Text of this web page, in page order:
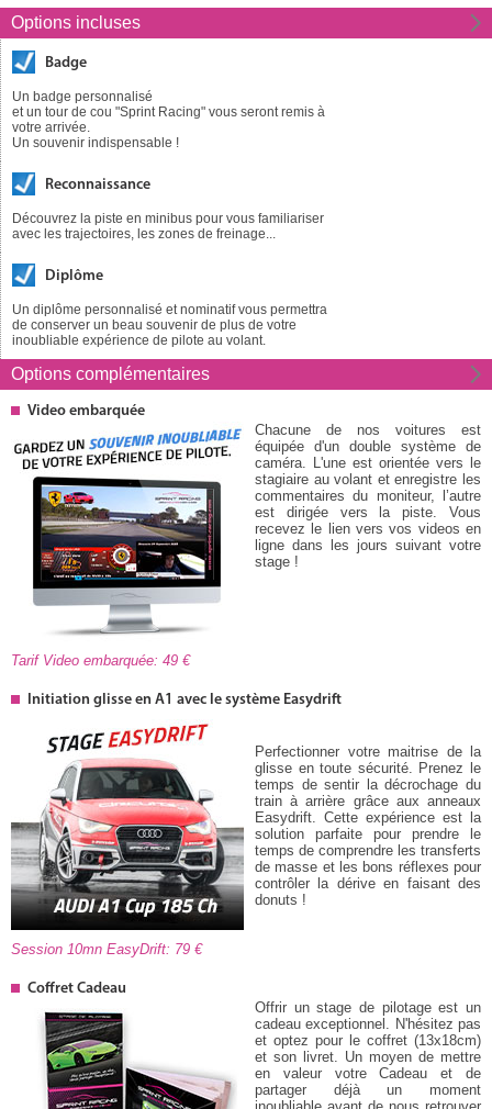
Options incluses
Badge
Un badge personnalisé
et un tour de cou "Sprint Racing" vous seront remis à
votre arrivée.
Un souvenir indispensable !
Reconnaissance
Découvrez la piste en minibus pour vous familiariser
avec les trajectoires, les zones de freinage...
Diplôme
Un diplôme personnalisé et nominatif vous permettra
de conserver un beau souvenir de plus de votre
inoubliable expérience de pilote au volant.
Options complémentaires
Video embarquée
Chacune de nos voitures est
équipée d'un double système de
caméra. L'une est orientée vers le
stagiaire au volant et enregistre les
commentaires du moniteur, l’autre
est dirigée vers la piste. Vous
recevez le lien vers vos videos en
ligne dans les jours suivant votre
stage !
Tarif Video embarquée: 49
Initiation glisse en A1 avec le système Easydrift
Perfectionner votre maitrise de la
glisse en toute sécurité. Prenez le
temps de sentir la décrochage du
train à arrière grâce aux anneaux
Easydrift. Cette expérience est la
solution parfaite pour prendre le
temps de comprendre les transferts
de masse et les bons réflexes pour
contrôler la dérive en faisant des
donuts !
Session 10mn EasyDrift: 79
Coffret Cadeau
Offrir un stage de pilotage est un
cadeau exceptionnel. N'hésitez pas
et optez pour le coffret (13x18cm)
et son livret. Un moyen de mettre
en valeur votre Cadeau et de
partager déjà un moment